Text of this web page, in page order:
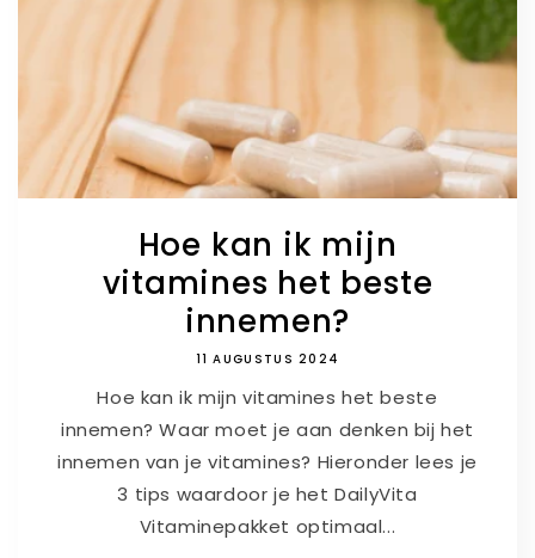
Hoe kan ik mijn
vitamines het beste
innemen?
11 AUGUSTUS 2024
Hoe kan ik mijn vitamines het beste
innemen? Waar moet je aan denken bij het
innemen van je vitamines? Hieronder lees je
3 tips waardoor je het DailyVita
Vitaminepakket optimaal...